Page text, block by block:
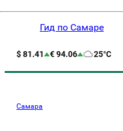
Гид по Самаре
$ 81.41 € 94.06 25°C
Самара